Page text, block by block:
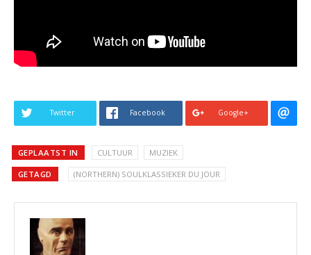
Twitter Facebook Google+
GEPLAATST IN CULTUUR MUZIEK
GETAGD (NORTHERN) SOULKLASSIEKER DU JOUR